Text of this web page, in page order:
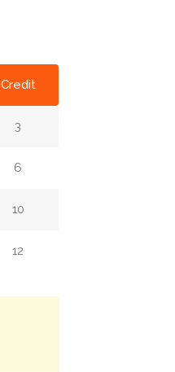
Credit
3
6
10
12